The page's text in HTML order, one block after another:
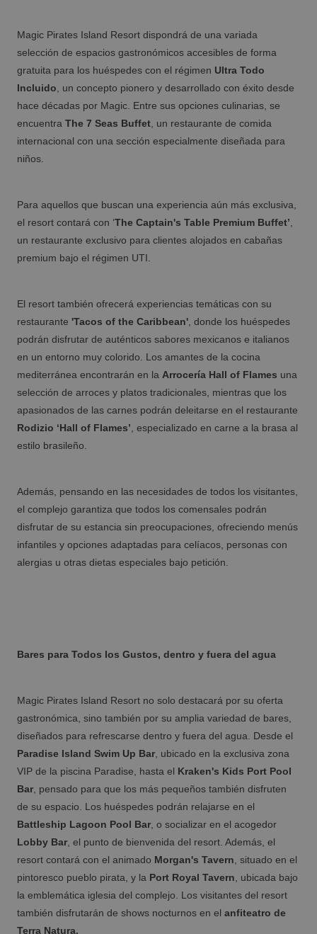
VILLAJOYOSA
Villajoyosa te espera
OROPESA DEL MAR
VILLAREAL
encanto muy especial
Un pequeño gesto que suma mucho
Desde €imp. incl
Los mejores hoteles para tus escapadas de
fin de semana
¿Buscas los mejores hoteles para familias
Los mejores hoteles para disfrutar de la
Navidad en Benidorm y la Costa Blanca
Disfruta del Espectáculo Desafío Medieval
junto a Benidorm
Los mejores hoteles para familias
monoparentales
Ven a la Costa Blanca con tu familia en
Semana Santa
Escapada Gourmet
Magic Pirates Island Resort dispondrá de una variada
selección de espacios gastronómicos accesibles de forma
gratuita para los huéspedes con el régimen Ultra Todo
Incluido , un concepto pionero y desarrollado con éxito desde
hace décadas por Magic. Entre sus opciones culinarias, se
encuentra The 7 Seas Buffet , un restaurante de comida
internacional con una sección especialmente diseñada para
niños.
Para aquellos que buscan una experiencia aún más exclusiva,
el resort contará con ‘The Captain's Table Premium Buffet’
un restaurante exclusivo para clientes alojados en cabañas
premium bajo el régimen UTI.
El resort también ofrecerá experiencias temáticas con su
restaurante 'Tacos of the Caribbean' , donde los huéspedes
podrán disfrutar de auténticos sabores mexicanos e italianos
en un entorno muy colorido. Los amantes de la cocina
mediterránea encontrarán en la Arrocería Hall of Flames una
selección de arroces y platos tradicionales, mientras que los
apasionados de las carnes podrán deleitarse en el restaurante
Rodizio ‘Hall of Flames’ , especializado en carne a la brasa al
estilo brasileño.
Además, pensando en las necesidades de todos los visitantes,
el complejo garantiza que todos los comensales podrán
disfrutar de su estancia sin preocupaciones, ofreciendo menús
infantiles y opciones adaptadas para celíacos, personas con
alergias u otras dietas especiales bajo petición.
Bares para Todos los Gustos, dentro y fuera del agua
Magic Pirates Island Resort no solo destacará por su oferta
gastronómica, sino también por su amplia variedad de bares,
diseñados para refrescarse dentro y fuera del agua. Desde el
Paradise Island Swim Up Bar , ubicado en la exclusiva zona
VIP de la piscina Paradise, hasta el Kraken's Kids Port Pool
Bar , pensado para que los más pequeños también disfruten
de su espacio. Los huéspedes podrán relajarse en el
Battleship Lagoon Pool Bar , o socializar en el acogedor
Lobby Bar , el punto de bienvenida del resort. Además, el
resort contará con el animado Morgan's Tavern , situado en el
pintoresco pueblo pirata, y la Port Royal Tavern , ubicada bajo
la emblemática iglesia del complejo. Los visitantes del resort
también disfrutarán de shows nocturnos en el anfiteatro de
Terra Natura.